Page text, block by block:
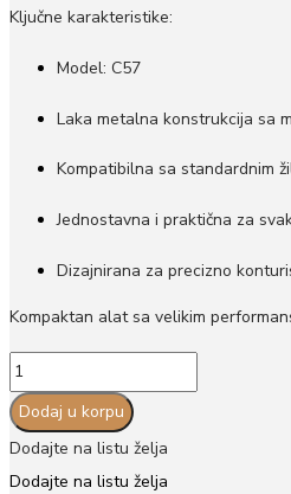
Ključne karakteristike:
Model: C57
Laka metalna konstrukcija sa
Kompatibilna sa standardnim
Jednostavna i praktična za
Dizajnirana za precizno
Kompaktan alat sa velikim
Barber
pro
britva
Dodaj u korpu
Dodajte na listu želja
Dodajte na listu želja